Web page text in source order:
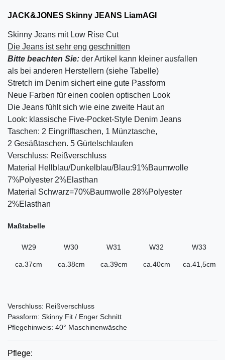
JACK&JONES Skinny JEANS LiamAGI
Skinny Jeans mit Low Rise Cut
Die Jeans ist sehr eng geschnitten
Bitte beachten Sie: der Artikel kann kleiner ausfallen
als bei anderen Herstellern (siehe Tabelle)
Stretch im Denim sichert eine gute Passform
Neue Farben für einen coolen optischen Look
Die Jeans fühlt sich wie eine zweite Haut an
Look: klassische Five-Pocket-Style Denim Jeans
Taschen: 2 Eingrifftaschen, 1 Münztasche,
2 Gesäßtaschen. 5 Gürtelschlaufen
Verschluss: Reißverschluss
Material Hellblau/Dunkelblau/Blau:91%Baumwolle
7%Polyester 2%Elasthan
Material Schwarz=70%Baumwolle 28%Polyester
2%Elasthan
Maßtabelle
W29 W30 W31 W32 W33
ca.37cm ca.38cm ca.39cm ca.40cm ca.41,5cm
Verschluss: Reißverschluss
Passform: Skinny Fit / Enger Schnitt
Pflegehinweis: 40° Maschinenwäsche
Pflege: